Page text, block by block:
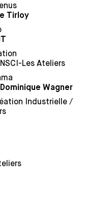
Tirloy
Les Ateliers
Dominique Wagner
Industrielle /